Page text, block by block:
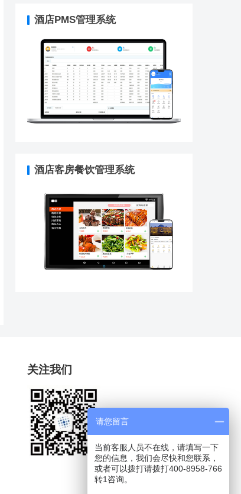
酒店PMS管理系统
酒店客房餐饮管理系统
关注我们
请您留言
当前客服人员不在线，请填写一下
您的信息，我们会尽快和您联系，
或者可以拨打请拨打400-8958-766
转1咨询。